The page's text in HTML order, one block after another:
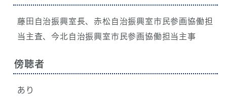
藤田自治振興室長、赤松自治振興室市民参画協働担
当主査、今北自治振興室市民参画協働担当主事
傍聴者
あり